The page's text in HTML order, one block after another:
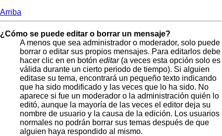
Arriba
¿Cómo se puede editar o borrar un mensaje?
A menos que sea administrador o moderador, solo puede
borrar o editar sus propios mensajes. Para editarlos debe
hacer clic en en botón editar(a veces esta opción solo es
válida durante un cierto periodo de tiempo). Si alguien
editase su tema, encontrará un pequeño texto indicando
que ha sido modificado y las veces que lo ha sido. No
aparece si fue un moderador o la administración quién lo
editó, aunque la mayoría de las veces el editor deja su
nombre de usuario y la causa de la edición. Los usuarios
normales no podrán borrar sus temas después de que
alguien haya respondido al mismo.